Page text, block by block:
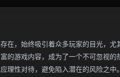
在，始终吸引着众多玩家的目光，
的游戏内容，成为了一个不可忽视
理性对待，避免陷入潜在的风险之